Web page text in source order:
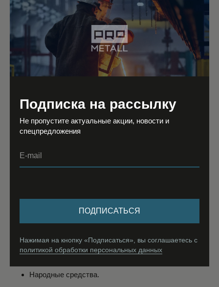
Народные средства.
Подписка на рассылку
Не пропустите актуальные акции, новости и
спецпредложения
E-mail
ПОДПИСАТЬСЯ
Нажимая на кнопку «Подписаться», вы соглашаетесь c
политикой обработки персональных данных